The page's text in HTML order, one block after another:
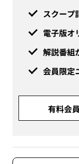
スクープ
電子版オ
解説番組
会員限定
有料会